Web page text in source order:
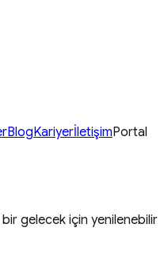
BlogKariyerİletişimPortal
gelecek için yenilenebilir